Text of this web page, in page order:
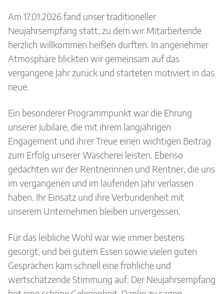
Am 17.01.2026 fand unser traditioneller
Neujahrsempfang statt, zu dem wir Mitarbeitende
herzlich willkommen heißen durften. In angenehmer
Atmosphäre blickten wir gemeinsam auf das
vergangene Jahr zurück und starteten motiviert in das
neue.
Ein besonderer Programmpunkt war die Ehrung
unserer Jubilare, die mit ihrem langjährigen
Engagement und ihrer Treue einen wichtigen Beitrag
zum Erfolg unserer Wäscherei leisten. Ebenso
gedachten wir der Rentnerinnen und Rentner, die uns
im vergangenen und im laufenden Jahr verlassen
haben. Ihr Einsatz und ihre Verbundenheit mit
unserem Unternehmen bleiben unvergessen.
Für das leibliche Wohl war wie immer bestens
gesorgt, und bei gutem Essen sowie vielen guten
Gesprächen kam schnell eine fröhliche und
wertschätzende Stimmung auf. Der Neujahrsempfang